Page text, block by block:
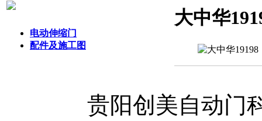
电动伸缩门
配件及施工图
大中华
贵阳创美自动门